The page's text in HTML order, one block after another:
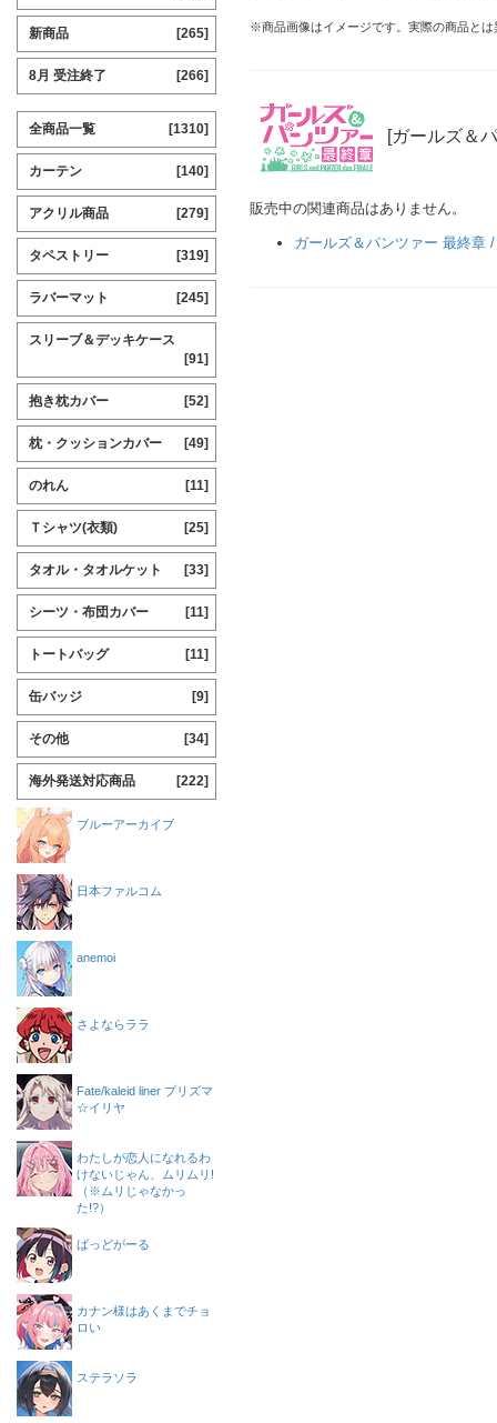
※商品画像はイメージです。実際の商品と
[ガールズ＆
販売中の関連商品はありません。
ガールズ＆パンツァー 最終章
新商品 [265]
8月 受注終了 [266]
全商品一覧 [1310]
カーテン [140]
アクリル商品 [279]
タペストリー [319]
ラバーマット [245]
スリーブ＆デッキケース
[91]
抱き枕カバー [52]
枕・クッションカバー [49]
のれん [11]
Ｔシャツ(衣類) [25]
タオル・タオルケット [33]
シーツ・布団カバー [11]
トートバッグ [11]
缶バッジ [9]
その他 [34]
海外発送対応商品 [222]
ブルーアーカイブ
日本ファルコム
anemoi
さよならララ
Fate/kaleid liner プリズマ
☆イリヤ
わたしが恋人になれるわ
けないじゃん、ムリムリ!
（※ムリじゃなかっ
た!?）
ばっどがーる
カナン様はあくまでチョ
ロい
ステラソラ